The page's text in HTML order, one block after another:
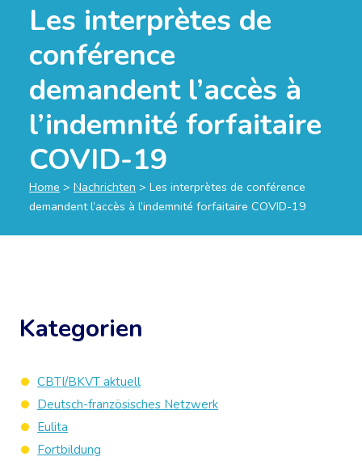
Les interprètes de
conférence
demandent l’accès à
l’indemnité forfaitaire
COVID-19
Home > Nachrichten > Les interprètes de conférence
demandent l’accès à l’indemnité forfaitaire COVID-19
Kategorien
CBTI/BKVT aktuell
Deutsch-französisches Netzwerk
Eulita
Fortbildung